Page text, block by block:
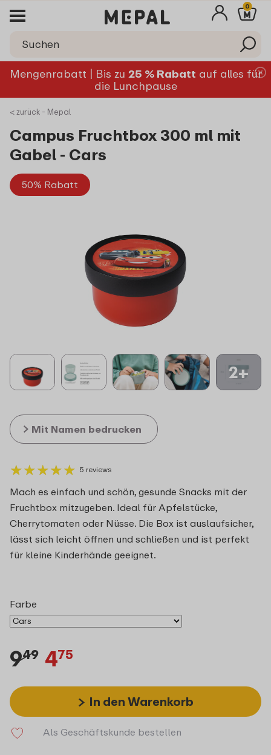
0
Mengenrabatt | Bis zu 25 % Rabatt auf alles für
die Lunchpause
< zurück - Mepal
Campus Fruchtbox 300 ml mit
Gabel - Cars
50% Rabatt
2+
★★★★★
★★★★★ 5 reviews
Mach es einfach und schön, gesunde Snacks mit der
Fruchtbox mitzugeben. Ideal für Apfelstücke,
Cherrytomaten oder Nüsse. Die Box ist auslaufsicher,
lässt sich leicht öffnen und schließen und ist perfekt
für kleine Kinderhände geeignet.
Mit Namen bedrucken
Farbe
949 475
In den Warenkorb
Als Geschäftskunde bestellen